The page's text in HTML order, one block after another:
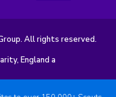
All rights reserved.
England a